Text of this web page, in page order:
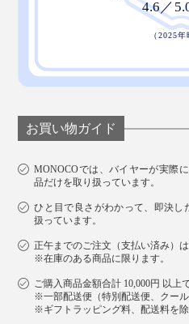
お買い物ガイド
MONOCOでは、バイヤーが実際
品だけを取り扱っています。
ひと目で良さがわかって、即決し
扱っています。
正午までのご注文（支払い済み）
※在庫のある商品に限ります。
ご購入商品金額合計 10,000円 以上
※一部配送便（特別配送便、クール
※ギフトラッピング料、配送料を